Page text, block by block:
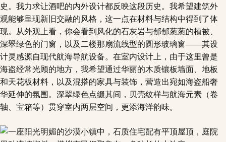
史。我力求让酒吧的内外设计都反映这段历史。我希望建筑外
观能够呈现新旧交融的风格，这一点在材料与结构中得到了体
现。从外观上看，你会看到风化的石灰岩与郁郁葱葱的植被、
深翠绿色的门窗，以及二楼那扇流线型的圆形玻璃窗——其设
计灵感源自现代航海导航设备。在室内设计上，由于这里曾是
海盗经常光顾的地方，我希望通过华丽的木质镶板墙面、地板
和天花板材料，以及混搭的家具与装饰，营造出宛如海盗船奢
华延伸的氛围。深翠绿色点缀其间，贝壳纹样与航海元素（卷
轴、宝箱等）贯穿室内两层空间，更添海洋韵味。